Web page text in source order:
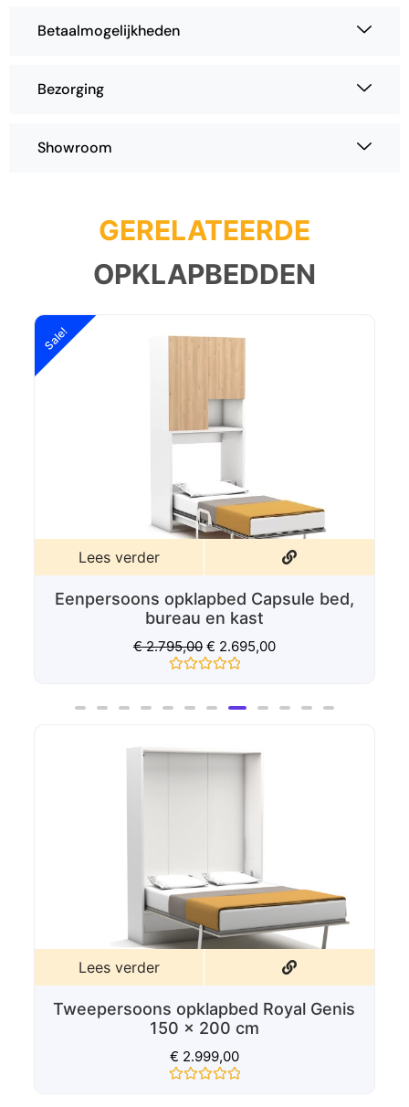
Betaalmogelijkheden
Bezorging
Showroom
GERELATEERDE
OPKLAPBEDDEN
Sale!
Lees verder
Eenpersoons opklapbed Capsule bed
en bureau
€2.279,00 € 2.079,00
uit
Lees verder
Tweepersoons opklapbed Primer
150x200cm
1.538,90 €1.399,00